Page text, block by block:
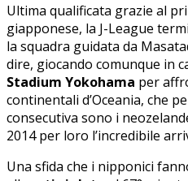
Ultima qualificata grazie al
giapponese, la J-League
la squadra guidata da
dire, giocando comunque in
Stadium Yokohama per
continentali d’Oceania, che
consecutiva sono i
2014 per loro l’incredibile
Una sfida che i nipponici